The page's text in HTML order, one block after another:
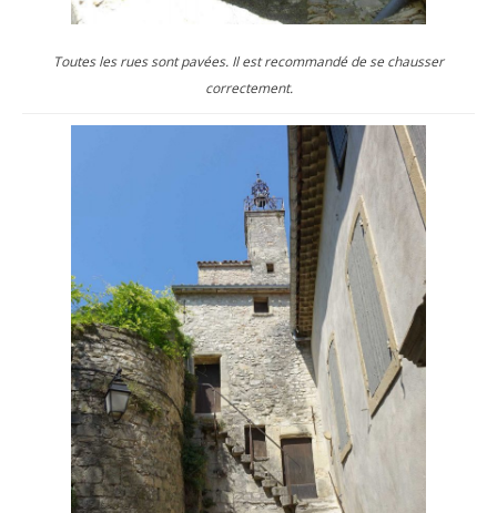
Toutes les rues sont pavées. Il est recommandé de se chausser
correctement.